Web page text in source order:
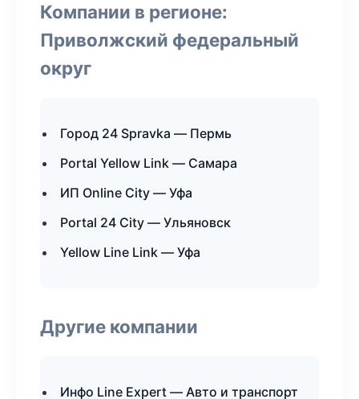
Компании в регионе:
Приволжский федеральный
округ
Город 24 Spravka — Пермь
Portal Yellow Link — Самара
ИП Online City — Уфа
Portal 24 City — Ульяновск
Yellow Line Link — Уфа
Другие компании
Инфо Line Expert — Авто и транспорт